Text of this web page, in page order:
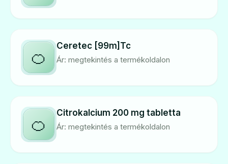
🍊
Ceretec [99m]Tc
Ár: megtekintés a termékoldalon
🍊
Citrokalcium 200 mg tabletta
Ár: megtekintés a termékoldalon